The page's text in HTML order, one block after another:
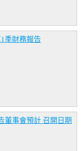
季財務報告
董事會預計 召開日期